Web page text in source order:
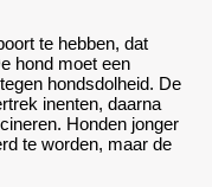
te hebben, dat
hond moet een
hondsdolheid. De
inenten, daarna
Honden jonger
te worden, maar de